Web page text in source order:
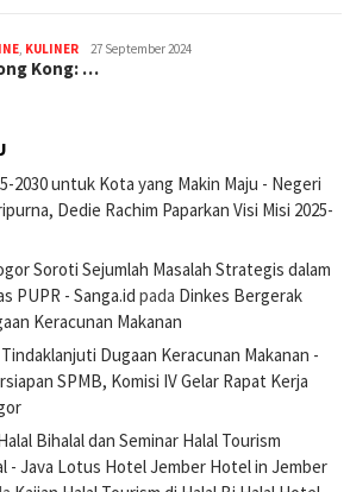
, KULINER 27 September 2024
Kong: …
2030 untuk Kota yang Makin Maju - Negeri
Dedie Rachim Paparkan Visi Misi 2025-
Soroti Sejumlah Masalah Strategis dalam
PUPR - Sanga.id pada Dinkes Bergerak
Keracunan Makanan
Dugaan Keracunan Makanan -
SPMB, Komisi IV Gelar Rapat Kerja
Bihalal dan Seminar Halal Tourism
- Java Lotus Hotel Jember Hotel in Jember